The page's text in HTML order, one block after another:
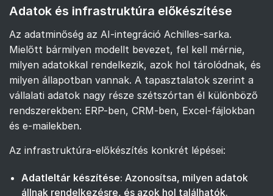
Adatok és infrastruktúra előkészítése
Az adatminőség az AI-integráció Achilles-sarka.
Mielőtt bármilyen modellt bevezet, fel kell mérnie,
milyen adatokkal rendelkezik, azok hol tárolódnak, és
milyen állapotban vannak. A tapasztalatok szerint a
vállalati adatok nagy része szétszórtan él különböző
rendszerekben: ERP-ben, CRM-ben, Excel-fájlokban
és e-mailekben.
Az infrastruktúra-előkészítés konkrét lépései:
Adatleltár készítése: Azonosítsa, milyen adatok
állnak rendelkezésre, és azok hol találhatók.